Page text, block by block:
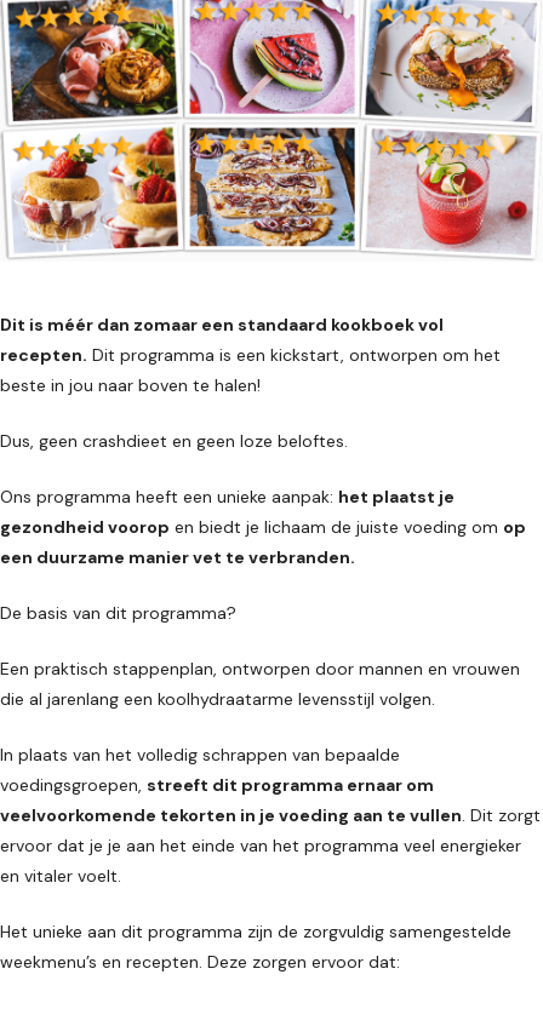
Dit is méér dan zomaar een standaard kookboek vol
recepten. Dit programma is een kickstart, ontworpen om het
beste in jou naar boven te halen!
Dus, geen crashdieet en geen loze beloftes.
Ons programma heeft een unieke aanpak: het plaatst je
gezondheid voorop en biedt je lichaam de juiste voeding om op
een duurzame manier vet te verbranden.
De basis van dit programma?
Een praktisch stappenplan, ontworpen door mannen en vrouwen
die al jarenlang een koolhydraatarme levensstijl volgen.
In plaats van het volledig schrappen van bepaalde
voedingsgroepen, streeft dit programma ernaar om
veelvoorkomende tekorten in je voeding aan te vullen. Dit zorgt
ervoor dat je je aan het einde van het programma veel energieker
en vitaler voelt.
Het unieke aan dit programma zijn de zorgvuldig samengestelde
weekmenu’s en recepten. Deze zorgen ervoor dat: